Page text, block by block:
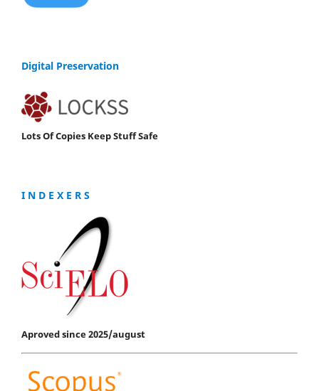
Digital Preservation
Lots Of Copies Keep Stuff Safe
I N D E X E R S
Aproved since 2025/august